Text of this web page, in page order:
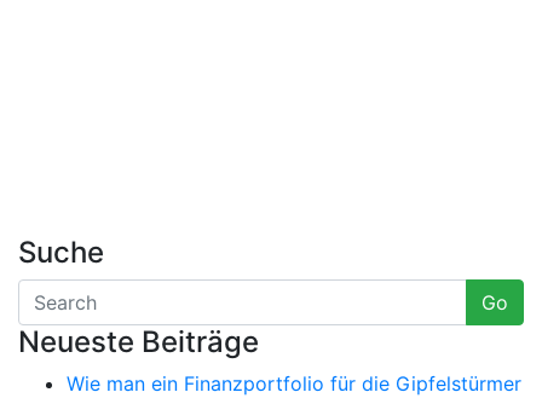
Suche
Go
Neueste Beiträge
Wie man ein Finanzportfolio für die Gipfelstürmer